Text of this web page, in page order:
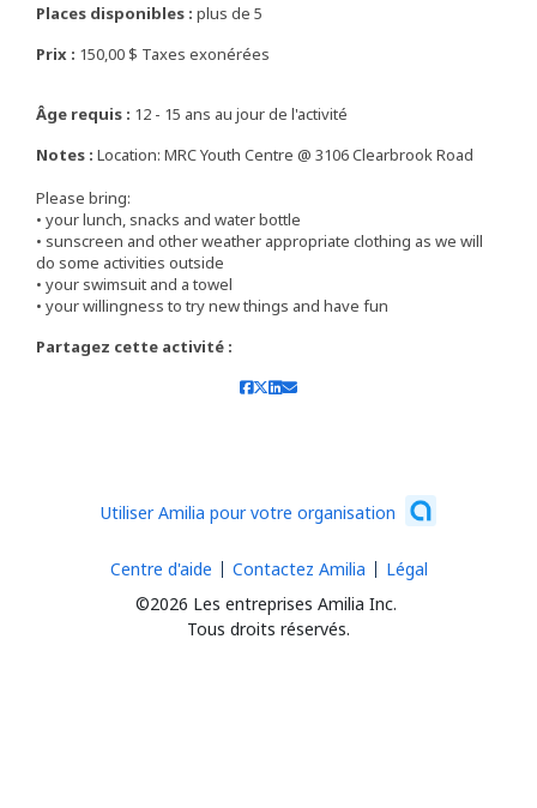
Places disponibles : plus de 5
Prix : 150,00 $ Taxes exonérées
Âge requis : 12 - 15 ans au jour de l'activité
Notes : Location: MRC Youth Centre @ 3106 Clearbrook Road
Please bring:
• your lunch, snacks and water bottle
• sunscreen and other weather appropriate clothing as we will
do some activities outside
• your swimsuit and a towel
• your willingness to try new things and have fun
Partagez cette activité :
Utiliser Amilia pour votre organisation
©2026 Les entreprises Amilia Inc.
Tous droits réservés.
Centre d'aide Contactez Amilia Légal